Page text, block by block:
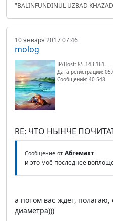
"BALINFUNDINUL UZBAD
10 января 2017 07:46
molog
IP/Host: 85.143.161.---
Дата регистрации:
Сообщений: 40 548
RE: ЧТО НЫНЧЕ
Сообщение от Абгемахт
и это моё последнее
а потом вас ждет, полагаю,
диаметра)))